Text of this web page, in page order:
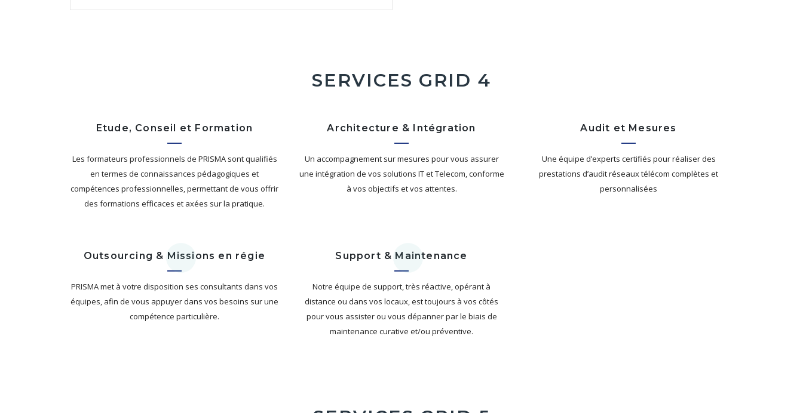
SERVICES GRID 4
Etude, Conseil et Formation
Les formateurs professionnels de PRISMA sont qualifiés
en termes de connaissances pédagogiques et
compétences professionnelles, permettant de vous offrir
des formations efficaces et axées sur la pratique.
Architecture & Intégration
Un accompagnement sur mesures pour vous assurer
une intégration de vos solutions IT et Telecom, conforme
à vos objectifs et vos attentes.
Audit et Mesures
Une équipe d’experts certifiés pour réaliser des
prestations d’audit réseaux télécom complètes et
personnalisées
Outsourcing & Missions en régie
PRISMA met à votre disposition ses consultants dans vos
équipes, afin de vous appuyer dans vos besoins sur une
compétence particulière.
Support & Maintenance
Notre équipe de support, très réactive, opérant à
distance ou dans vos locaux, est toujours à vos côtés
pour vous assister ou vous dépanner par le biais de
maintenance curative et/ou préventive.